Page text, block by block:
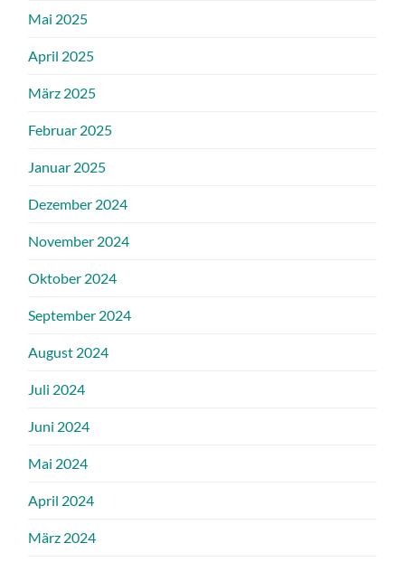
Mai 2025
April 2025
März 2025
Februar 2025
Januar 2025
Dezember 2024
November 2024
Oktober 2024
September 2024
August 2024
Juli 2024
Juni 2024
Mai 2024
April 2024
März 2024